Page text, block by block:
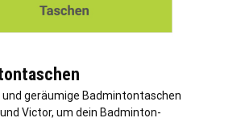
und geräumige Badmintontaschen
Victor, um dein Badminton-